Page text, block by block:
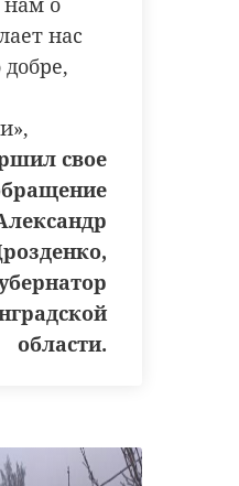
нас
свое
области.